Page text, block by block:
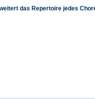
das Repertoire jedes